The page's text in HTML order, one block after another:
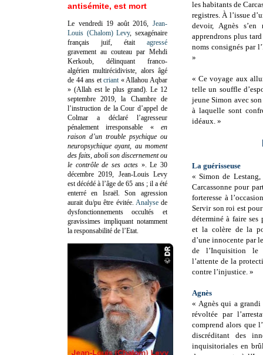
les habitants de
registres. À l’issue
devoir, Agnès
apprendrons plus
noms consignés par
»
« Ce voyage aux
telle un souffle
jeune Simon avec
à laquelle sont
idéaux. »
La guérisseuse
« Simon de
Carcassonne pour
forteresse à
Servir son roi est
déterminé à faire ses
et la colère de la
d’une innocente par
de l’Inquisition le
l’attente de la
contre l’injustice. »
Agnès
« Agnès qui a grandi
révoltée par
comprend alors que
discréditant des
inquisitoriales en
antisémite, est mort
Le vendredi 19 août 2016, Jean-
Louis (Chalom) Levy, sexagénaire
français juif, était agressé
gravement au couteau par Mehdi
Kerkoub, délinquant franco-
algérien multirécidiviste, alors âgé
de 44 ans etcriant « Allahou Aqbar
» (Allah est le plus grand). Le 12
septembre 2019, la Chambre de
l’instruction de la Cour d’appel de
Colmar a déclaré l’agresseur
pénalement irresponsable «en
raison d’un trouble psychique ou
neuropsychique ayant, au moment
des faits, aboli son discernement ou
le contrôle de ses actes». Le 30
décembre 2019, Jean-Louis Levy
est décédé à l’âge de 65 ans ; il a été
enterré en Israël. Son agression
aurait du/pu être évitée. Analysede
dysfonctionnements occultés et
gravissimes impliquant notamment
la responsabilité de l’Etat.